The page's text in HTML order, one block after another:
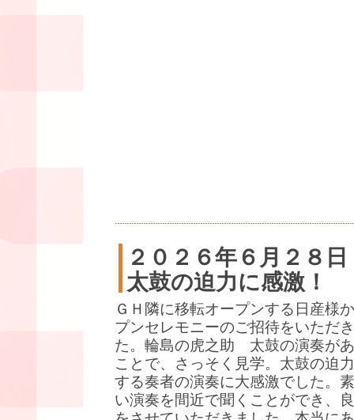
２０２６年６月２８日
太鼓の迫力に感激！
ＧＨ隣に移転オープンする日産様
プンセレモニーのご招待をいただ
た。輪島の虎之助 太鼓の演奏が
ことで、さっそく見学。太鼓の迫
する奏者の演奏に大感激でした。
い演奏を間近で聞くことができ、